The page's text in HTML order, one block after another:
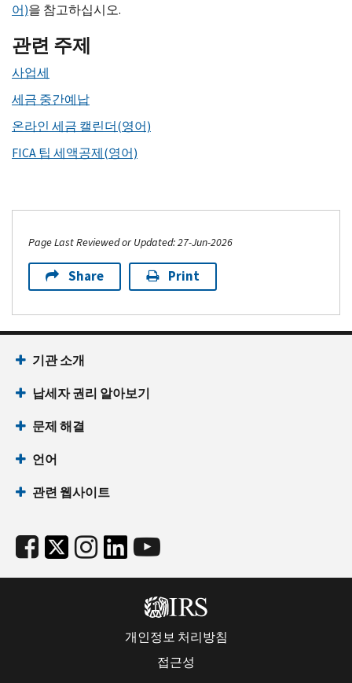
어)을 참고하십시오.
관련 주제
사업세
세금 중간예납
온라인 세금 캘린더(영어)
FICA팁 세액공제(영어)
Page Last Reviewed or Updated: 27-Jun-2026
Share Print
기관 소개
납세자 권리 알아보기
문제 해결
언어
관련 웹사이트
개인정보 처리방침
접근성